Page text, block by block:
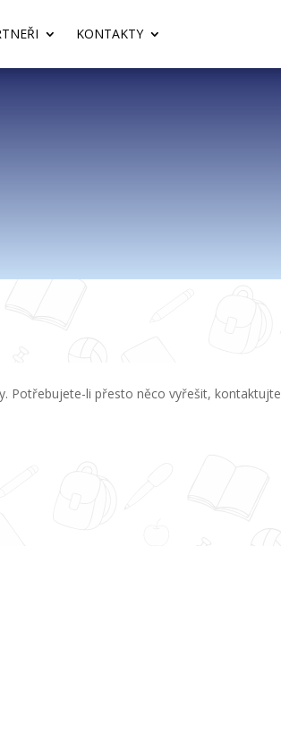
KONTAKTY
Potřebujete-li přesto něco vyřešit, kontaktujte